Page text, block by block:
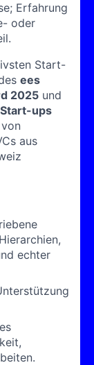
Erfahrung
oder
Start-
ees
2025 und
ups
aus
echter